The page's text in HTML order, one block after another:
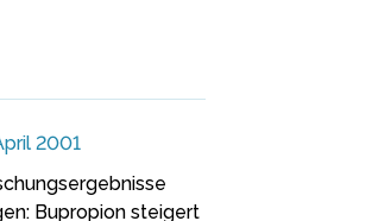
2001
Bupropion steigert